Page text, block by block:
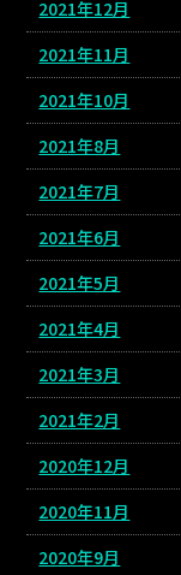
2021年12月
2021年11月
2021年10月
2021年8月
2021年7月
2021年6月
2021年5月
2021年4月
2021年3月
2021年2月
2020年12月
2020年11月
2020年9月